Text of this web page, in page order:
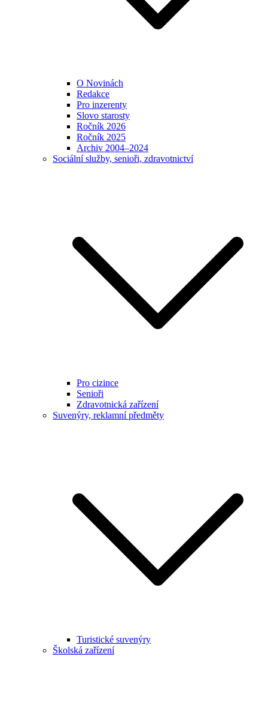
O Novinách
Redakce
Pro inzerenty
Slovo starosty
Ročník 2026
Ročník 2025
Archiv 2004–2024
Sociální služby, senioři, zdravotnictví
Pro cizince
Senioři
Zdravotnická zařízení
Suvenýry, reklamní předměty
Turistické suvenýry
Školská zařízení